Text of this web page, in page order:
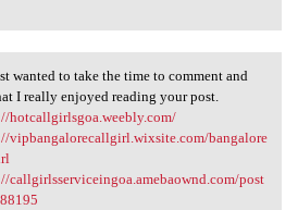
wanted to take the
wanted to take the time to comment and
I really enjoyed reading your post.
hotcallgirlsgoa.weebly.com/
vipbangalorecallgirl.wixsite.com/bangalore
callgirlsserviceingoa.amebaownd.com/post